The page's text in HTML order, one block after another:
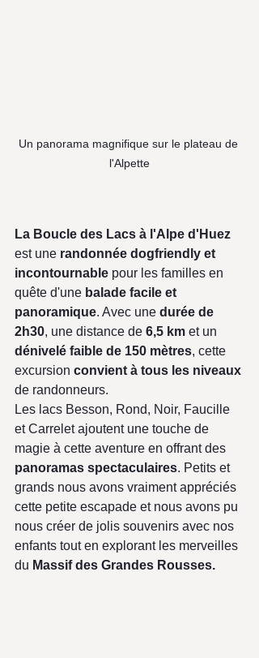
Un panorama magnifique sur le plateau de
l'Alpette
La Boucle des Lacs à l'Alpe d'Huez
est une randonnée dogfriendly et
incontournable pour les familles en
quête d'une balade facile et
panoramique. Avec une durée de
2h30, une distance de 6,5 km et un
dénivelé faible de 150 mètres, cette
excursion convient à tous les niveaux
de randonneurs.
Les lacs Besson, Rond, Noir, Faucille
et Carrelet ajoutent une touche de
magie à cette aventure en offrant des
panoramas spectaculaires. Petits et
grands nous avons vraiment appréciés
cette petite escapade et nous avons pu
nous créer de jolis souvenirs avec nos
enfants tout en explorant les merveilles
du Massif des Grandes Rousses.